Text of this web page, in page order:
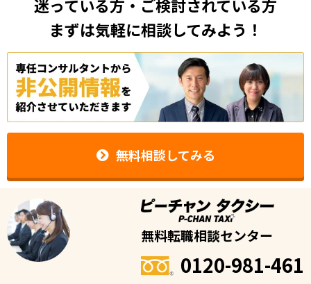
迷っている方・ご検討されている方
まずは気軽に相談してみよう！
無料相談してみる
無料転職相談センター
0120-981-461